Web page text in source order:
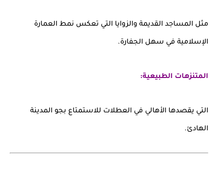
مثل المساجد القديمة والزوايا التي تعكس نمط العمارة
الإسلامية في سهل الجفارة.
المتنزهات الطبيعية:
التي يقصدها الأهالي في العطلات للاستمتاع بجو المدينة
الهادئ.